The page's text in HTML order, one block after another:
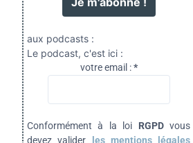
aux podcasts :
Le podcast, c'est ici :
votre email :*
Conformément à la loi RGPDvous
devez valider
les mentions légales